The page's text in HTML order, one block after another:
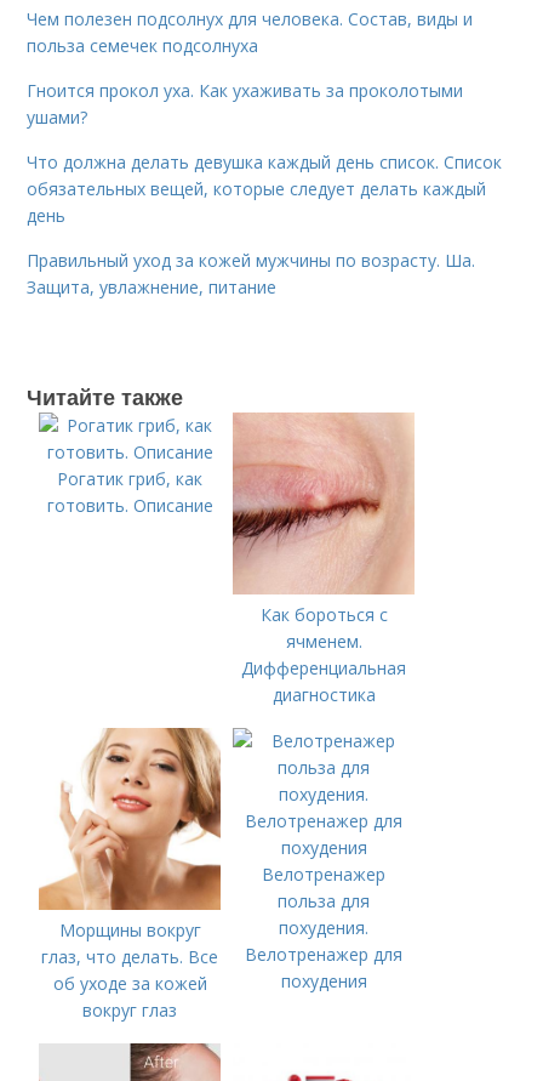
Чем полезен подсолнух для человека. Состав, виды и
польза семечек подсолнуха
Гноится прокол уха. Как ухаживать за проколотыми
ушами?
Что должна делать девушка каждый день список. Список
обязательных вещей, которые следует делать каждый
день
Правильный уход за кожей мужчины по возрасту. Ша.
Защита, увлажнение, питание
Читайте также
Рогатик гриб, как
готовить. Описание
Как бороться с
ячменем.
Дифференциальная
диагностика
Морщины вокруг
глаз, что делать. Все
об уходе за кожей
вокруг глаз
Велотренажер
польза для
похудения.
Велотренажер для
похудения